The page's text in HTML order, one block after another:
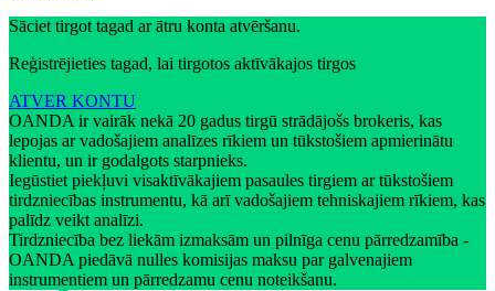
Sāciet tirgot tagad ar ātru konta atvēršanu.
Reģistrējieties tagad, lai tirgotos aktīvākajos tirgos
ATVER KONTU
OANDA ir vairāk nekā 20 gadus tirgū strādājošs brokeris, kas
lepojas ar vadošajiem analīzes rīkiem un tūkstošiem apmierinātu
klientu, un ir godalgots starpnieks.
Iegūstiet piekļuvi visaktīvākajiem pasaules tirgiem ar tūkstošiem
tirdzniecības instrumentu, kā arī vadošajiem tehniskajiem rīkiem, kas
palīdz veikt analīzi.
Tirdzniecība bez liekām izmaksām un pilnīga cenu pārredzamība -
OANDA piedāvā nulles komisijas maksu par galvenajiem
instrumentiem un pārredzamu cenu noteikšanu.